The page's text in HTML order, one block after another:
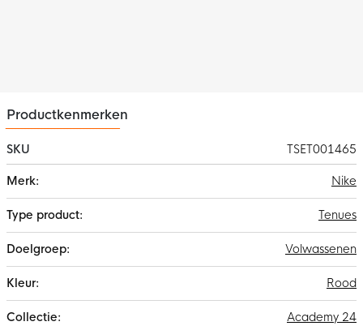
Productkenmerken
SKU
TSET001465
informatie
Nike
Tenues
Volwassenen
Rood
Academy 24